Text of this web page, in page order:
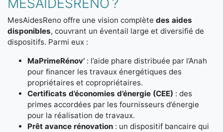
MesAidesReno offre une vision complète des aides
disponibles, couvrant un éventail large et diversifié de
dispositifs. Parmi eux :
MaPrimeRénov’ : l’aide phare distribuée par l’Anah
pour financer les travaux énergétiques des
propriétaires et copropriétaires.
Certificats d’économies d’énergie (CEE) : des
primes accordées par les fournisseurs d’énergie
pour la réalisation de travaux.
Prêt avance rénovation : un dispositif bancaire qui